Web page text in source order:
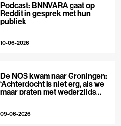
Podcast: BNNVARA gaat op
Reddit in gesprek met hun
publiek
10-06-2026
De NOS kwam naar Groningen:
‘Achterdocht is niet erg, als we
maar praten met wederzijds
09-06-2026